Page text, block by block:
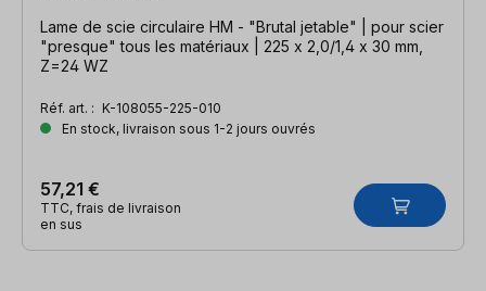
Lame de scie circulaire HM - "Brutal jetable" | pour scier
"presque" tous les matériaux | 225 x 2,0/1,4 x 30 mm,
Z=24 WZ
Réf. art. : K-108055-225-010
En stock, livraison sous 1-2 jours ouvrés
57,21 €
TTC, frais de livraison
en sus